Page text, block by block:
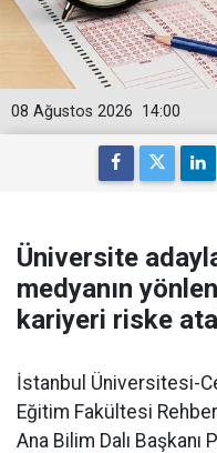
14:00
08 Ağustos 2026
Üniversite
medyanın
kariyeri riske
İstanbul Üniversitesi-
Eğitim Fakültesi
Ana Bilim Dalı